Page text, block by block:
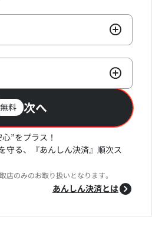
無料 次へ
”をプラス！
守る、『あんしん決済』順次ス
のみのお取り扱いとなります。
あんしん決済とは